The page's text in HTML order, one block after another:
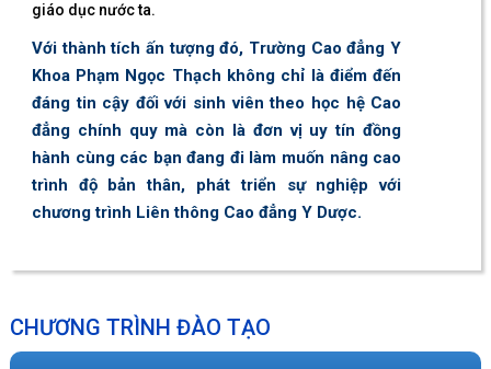
giáo dục nước ta.
Với thành tích ấn tượng đó, Trường Cao đẳng Y
Khoa Phạm Ngọc Thạch không chỉ là điểm đến
đáng tin cậy đối với sinh viên theo học hệ Cao
đẳng chính quy mà còn là đơn vị uy tín đồng
hành cùng các bạn đang đi làm muốn nâng cao
trình độ bản thân, phát triển sự nghiệp với
chương trình Liên thông Cao đẳng Y Dược.
CHƯƠNG TRÌNH ĐÀO TẠO